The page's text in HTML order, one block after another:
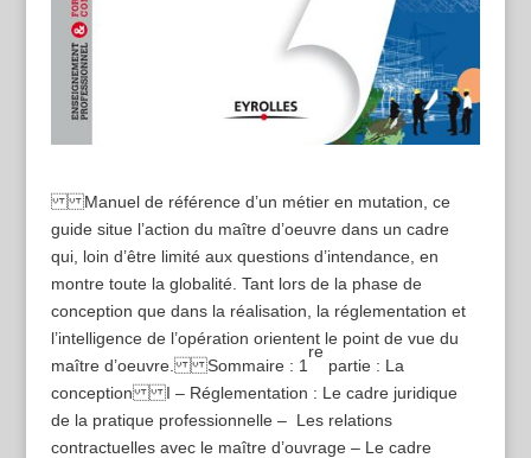
Manuel de référence d’un métier en mutation, ce
guide situe l’action du maître d’oeuvre dans un cadre
qui, loin d’être limité aux questions d’intendance, en
montre toute la globalité. Tant lors de la phase de
conception que dans la réalisation, la réglementation et
l’intelligence de l’opération orientent le point de vue du
maître d’oeuvre. Sommaire : 1
re
partie : La
conception I – Réglementation : Le cadre juridique
de la pratique professionnelle – Les relations
contractuelles avec le maître d’ouvrage – Le cadre